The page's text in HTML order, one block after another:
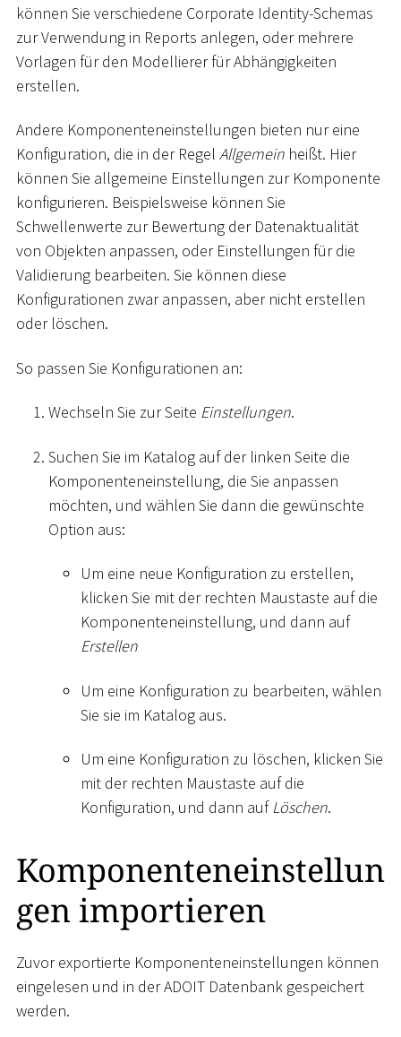
können Sie verschiedene Corporate Identity-Schemas
zur Verwendung in Reports anlegen, oder mehrere
Vorlagen für den Modellierer für Abhängigkeiten
erstellen.
Andere Komponenteneinstellungen bieten nur eine
Konfiguration, die in der Regel Allgemein heißt. Hier
können Sie allgemeine Einstellungen zur Komponente
konfigurieren. Beispielsweise können Sie
Schwellenwerte zur Bewertung der Datenaktualität
von Objekten anpassen, oder Einstellungen für die
Validierung bearbeiten. Sie können diese
Konfigurationen zwar anpassen, aber nicht erstellen
oder löschen.
So passen Sie Konfigurationen an:
Wechseln Sie zur Seite Einstellungen.
Suchen Sie im Katalog auf der linken Seite die
Komponenteneinstellung, die Sie anpassen
möchten, und wählen Sie dann die gewünschte
Option aus:
Um eine neue Konfiguration zu erstellen,
klicken Sie mit der rechten Maustaste auf die
Komponenteneinstellung, und dann auf
Erstellen
Um eine Konfiguration zu bearbeiten, wählen
Sie sie im Katalog aus.
Um eine Konfiguration zu löschen, klicken Sie
mit der rechten Maustaste auf die
Konfiguration, und dann aufLöschen.
Komponenteneinstellun
gen importieren
Zuvor exportierte Komponenteneinstellungen können
eingelesen und in der ADOIT Datenbank gespeichert
werden.